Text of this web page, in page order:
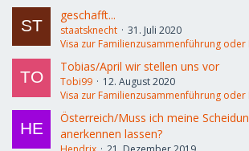
geschafft...
staatsknecht
31. Juli 2020
Visa zur Familienzusammenführung oder
Tobias/April wir stellen uns vor
Tobi99
12. August 2020
Visa zur Familienzusammenführung oder
Österreich/Muss ich meine
anerkennen lassen?